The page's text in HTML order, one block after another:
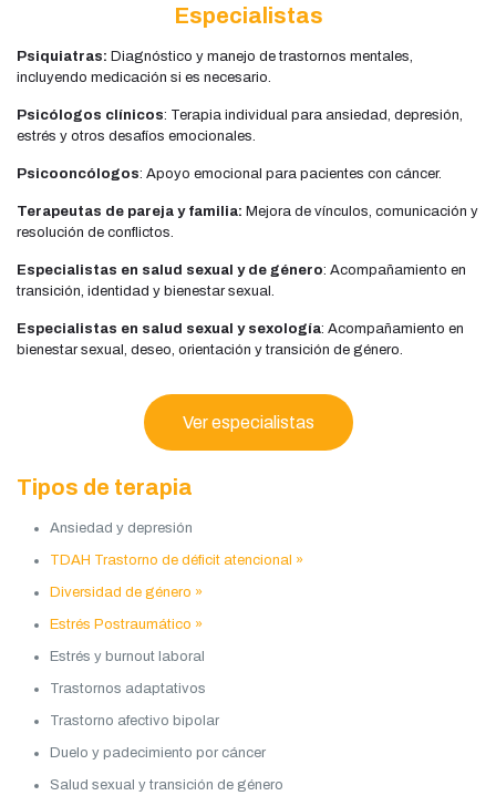
Especialistas
Psiquiatras: Diagnóstico y manejo de trastornos mentales,
incluyendo medicación si es necesario.
Psicólogos clínicos: Terapia individual para ansiedad, depresión,
estrés y otros desafíos emocionales.
Psicooncólogos: Apoyo emocional para pacientes con cáncer.
Terapeutas de pareja y familia: Mejora de vínculos, comunicación y
resolución de conflictos.
Especialistas en salud sexual y de género: Acompañamiento en
transición, identidad y bienestar sexual.
Especialistas en salud sexual y sexología: Acompañamiento en
bienestar sexual, deseo, orientación y transición de género.
Ver especialistas
Tipos de terapia
Ansiedad y depresión
TDAH Trastorno de déficit atencional »
Diversidad de género »
Estrés Postraumático »
Estrés y burnout laboral
Trastornos adaptativos
Trastorno afectivo bipolar
Duelo y padecimiento por cáncer
Salud sexual y transición de género